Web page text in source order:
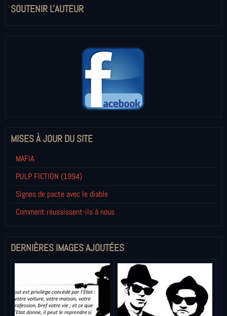
SOUTENIR L'AUTEUR
MISES À JOUR DU SITE
MAFIA
PULP FICTION (1994)
Signes de pacte avec le diable
Comment réussissent-ils à nous
DERNIÈRES IMAGES AJOUTÉES